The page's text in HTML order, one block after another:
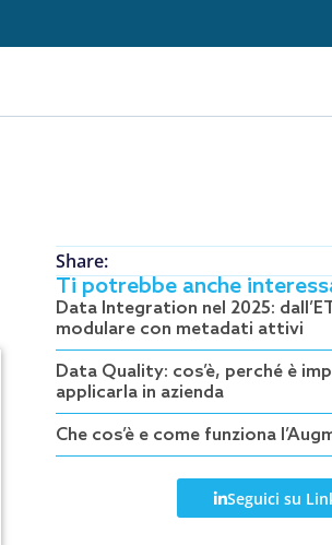
Share:
Ti potrebbe anche
Data Integration nel 2025:
modulare con metadati attivi
Data Quality: cos’è, perché è
applicarla in azienda
Che cos’è e come funziona
Seguici su